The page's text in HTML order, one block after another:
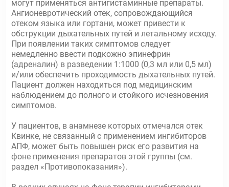
могут применяться антигистаминные препараты.
Ангионевротический отек, сопровождающийся
отеком языка или гортани, может привести к
обструкции дыхательных путей и летальному исходу.
При появлении таких симптомов следует
немедленно ввести подкожно эпинефрин
(адреналин) в разведении 1:1000 (0,3 мл или 0,5 мл)
и/или обеспечить проходимость дыхательных путей.
Пациент должен находиться под медицинским
наблюдением до полного и стойкого исчезновения
симптомов.
У пациентов, в анамнезе которых отмечался отек
Квинке, не связанный с применением ингибиторов
АПФ, может быть повышен риск его развития на
фоне применения препаратов этой группы (см.
раздел «Противопоказания»).